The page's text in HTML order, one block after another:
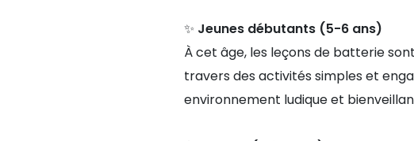
✨ Jeunes débutants (5-6 ans)
À cet âge, les leçons de batterie
travers des activités simples et
environnement ludique et